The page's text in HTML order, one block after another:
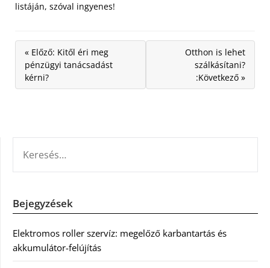
listáján, szóval ingyenes!
« Előző: Kitől éri meg
pénzügyi tanácsadást
kérni?
Otthon is lehet
szálkásítani?
:Következő »
Bejegyzések
Elektromos roller szervíz: megelőző karbantartás és
akkumulátor-felújítás